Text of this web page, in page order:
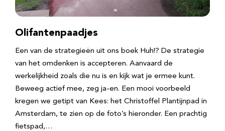
Olifantenpaadjes
Een van de strategieën uit ons boek Huh!? De strategie
van het omdenken is accepteren. Aanvaard de
werkelijkheid zoals die nu is en kijk wat je ermee kunt.
Beweeg actief mee, zeg ja-en. Een mooi voorbeeld
kregen we getipt van Kees: het Christoffel Plantijnpad in
Amsterdam, te zien op de foto’s hieronder. Een prachtig
fietspad,…